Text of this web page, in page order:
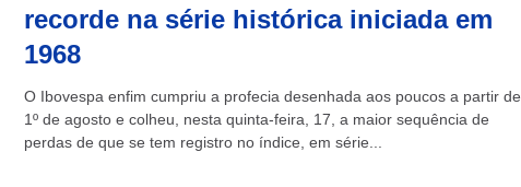
recorde na série histórica iniciada em
1968
O Ibovespa enfim cumpriu a profecia desenhada aos poucos a partir de
1º de agosto e colheu, nesta quinta-feira, 17, a maior sequência de
perdas de que se tem registro no índice, em série...